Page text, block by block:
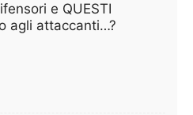
e QUESTI
agli attaccanti…?